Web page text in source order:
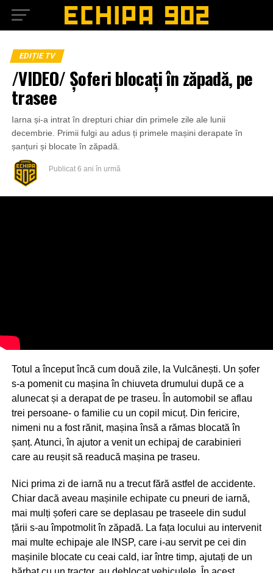
EDIȚIE TV
/VIDEO/ Șoferi blocați în zăpadă, pe
trasee
Iarna și-a intrat în drepturi chiar din primele zile ale lunii
decembrie. Primii fulgi au adus ți primele mașini derapate în
șanțuri și blocate în zăpadă.
Publicat 6 ani în urmă
Totul a început încă cum două zile, la Vulcănești. Un șofer
s-a pomenit cu mașina în chiuveta drumului după ce a
alunecat și a derapat de pe traseu. În automobil se aflau
trei persoane- o familie cu un copil micuț. Din fericire,
nimeni nu a fost rănit, mașina însă a rămas blocată în
șanț. Atunci, în ajutor a venit un echipaj de carabinieri
care au reușit să readucă mașina pe traseu.
Nici prima zi de iarnă nu a trecut fără astfel de accidente.
Chiar dacă aveau mașinile echipate cu pneuri de iarnă,
mai mulți șoferi care se deplasau pe traseele din sudul
țării s-au împotmolit în zăpadă. La fața locului au intervenit
mai multe echipaje ale INSP, care i-au servit pe cei din
mașinile blocate cu ceai cald, iar între timp, ajutați de un